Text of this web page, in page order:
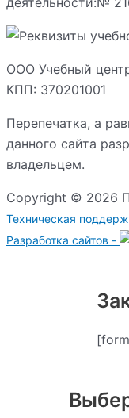
ООО Учебный
КПП: 370201001
Перепечатка, а
данного сайта
владельцем.
Copyright © 2026
Техническая
Разработка сайтов -